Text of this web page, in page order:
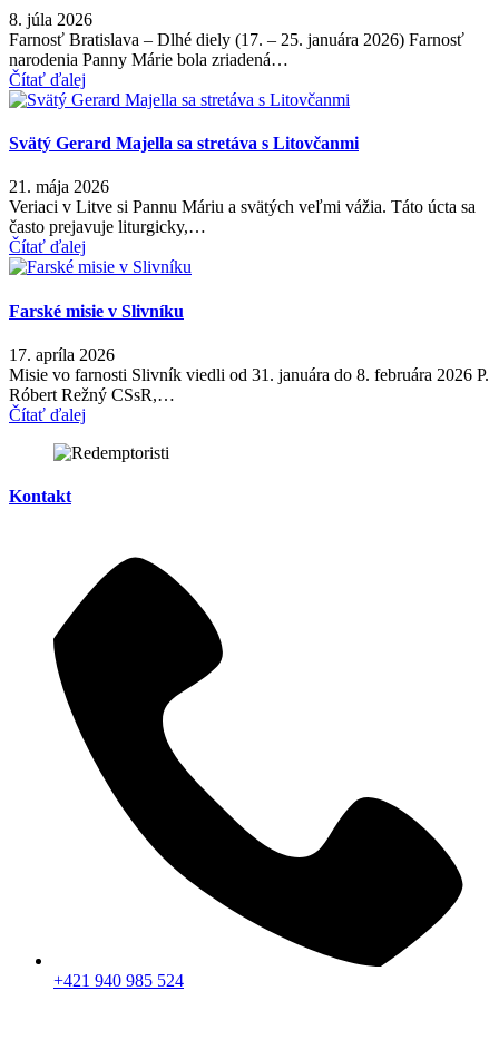
8. júla 2026
Farnosť Bratislava – Dlhé diely (17. – 25. januára 2026) Farnosť
narodenia Panny Márie bola zriadená…
Čítať ďalej
Svätý Gerard Majella sa stretáva s Litovčanmi
21. mája 2026
Veriaci v Litve si Pannu Máriu a svätých veľmi vážia. Táto úcta sa
často prejavuje liturgicky,…
Čítať ďalej
Farské misie v Slivníku
17. apríla 2026
Misie vo farnosti Slivník viedli od 31. januára do 8. februára 2026 P.
Róbert Režný CSsR,…
Čítať ďalej
Kontakt
+421 940 985 524